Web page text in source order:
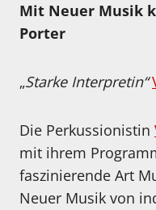
Mit Neuer Musik
Porter
„Starke Interpretin“
Die Perkussionistin
mit ihrem
faszinierende Art
Neuer Musik von